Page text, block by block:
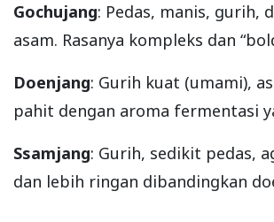
Gochujang: Pedas, manis, gurih,
asam. Rasanya kompleks dan
Doenjang: Gurih kuat (umami),
pahit dengan aroma fermentasi
Ssamjang: Gurih, sedikit pedas,
dan lebih ringan dibandingkan